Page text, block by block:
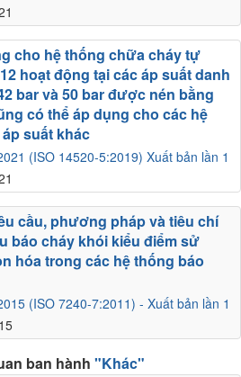
(ISO 14520-5:2019) Xuất bản lần 1
cho hệ thống chữa cháy tự
hoạt động tại các áp suất danh
bar và 50 bar được nén bằng
có thể áp dụng cho các hệ
suất khác
(ISO 7240-7:2011) - Xuất bản lần 1
cầu, phương pháp và tiêu chí
báo cháy khói kiểu điểm sử
hóa trong các hệ thống báo
ban hành "Khác"